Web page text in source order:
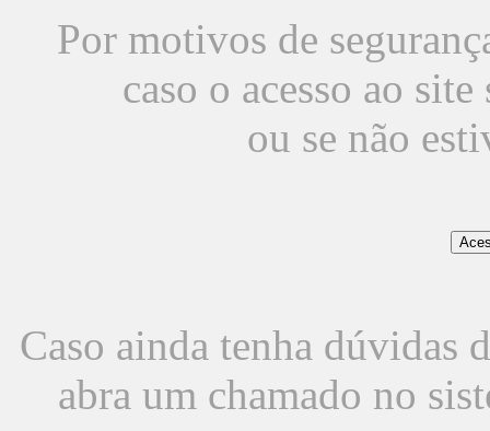
Por motivos de
caso o acesso ao
ou se não
Caso ainda tenha dúvidas
abra um chamado no